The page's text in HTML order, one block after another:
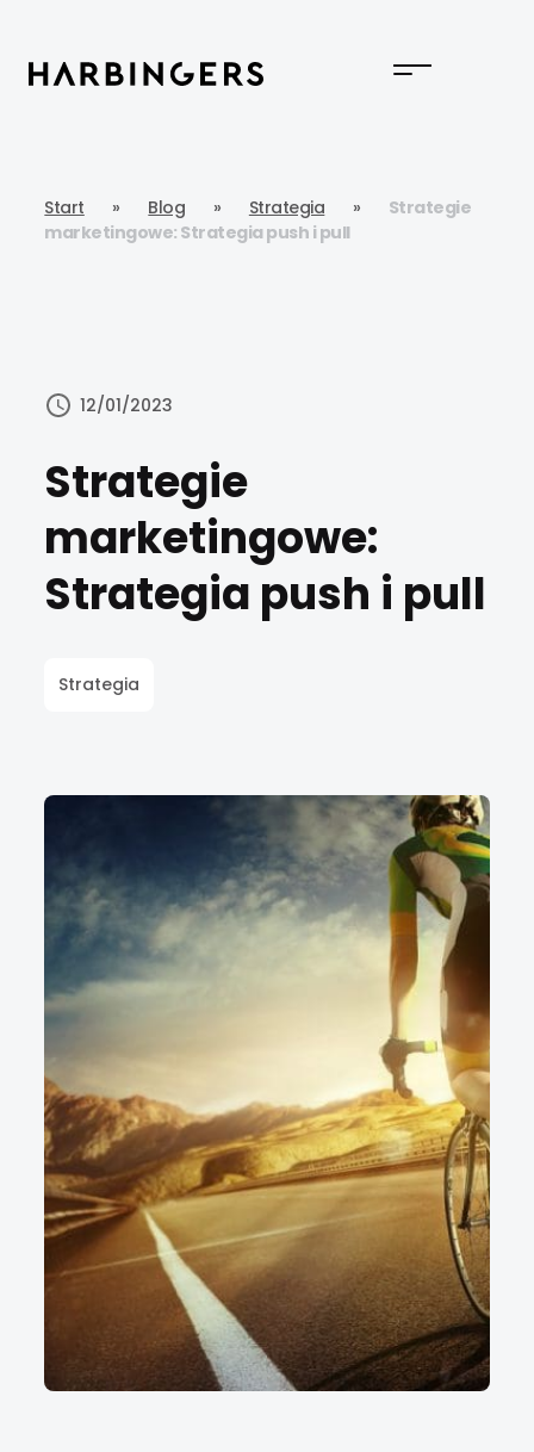
Start » Blog » Strategia »
Strategie
marketingowe: Strategia push i pull
12/01/2023
Strategie
marketingowe:
Strategia push i pull
Strategia